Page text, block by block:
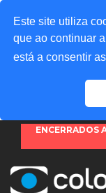
Este site utiliza
que ao continuar
está a consentir
ENCERRADOS